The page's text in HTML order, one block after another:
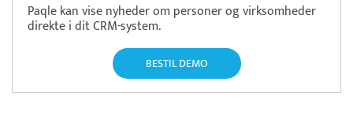
Paqle kan vise nyheder om personer og virksomheder
direkte i dit CRM-system.
BESTIL DEMO